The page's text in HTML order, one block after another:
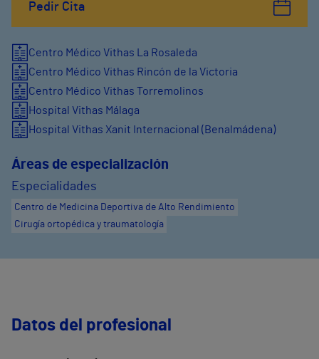
Pedir Cita
Centro Médico Vithas La Rosaleda
Centro Médico Vithas Rincón de la Victoria
Centro Médico Vithas Torremolinos
Hospital Vithas Málaga
Hospital Vithas Xanit Internacional (Benalmádena)
Áreas de especialización
Especialidades
Centro de Medicina Deportiva de Alto Rendimiento
Cirugía ortopédica y traumatología
Datos del profesional